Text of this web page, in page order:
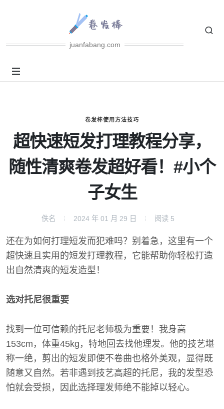
juanfabang.com
卷发棒使用方法技巧
超快速短发打理教程分享，
随性清爽卷发超好看！#小个
子女生
佚名 2024 年 01 月 29 日 阅读 5
还在为如何打理短发而犯难吗？别着急，这里有一个
超快速且实用的短发打理教程，它能帮助你轻松打造
出自然清爽的短发造型！
选对托尼很重要
找到一位可信赖的托尼老师极为重要！我身高
153cm，体重45kg，特地回去找他理发。他的技艺堪
称一绝，剪出的短发即便不卷曲也格外美观，显得既
随意又自然。若非遇到技艺高超的托尼，我的发型恐
怕就会受损，因此选择理发师绝不能掉以轻心。